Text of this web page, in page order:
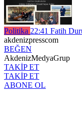
Politika 22:41 Fatih
akdenizpresscom
BEĞEN
AkdenizMedyaGrup
TAKİP ET
TAKİP ET
ABONE OL